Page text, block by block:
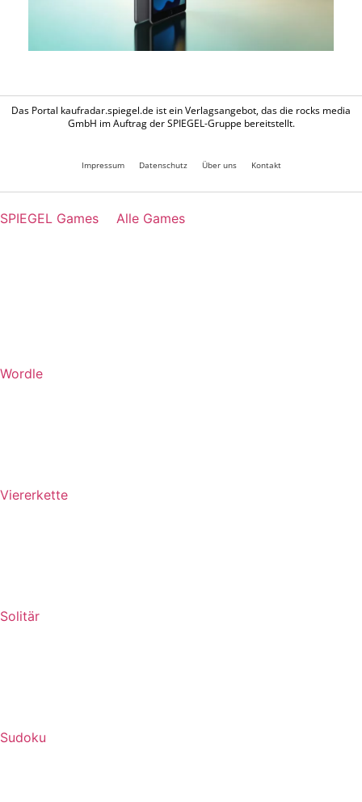
Das Portal kaufradar.spiegel.de ist ein Verlagsangebot, das die rocks media
GmbH im Auftrag der SPIEGEL-Gruppe bereitstellt.
Impressum Datenschutz Über uns Kontakt
SPIEGEL Games Alle Games
Wordle
Viererkette
Solitär
Sudoku